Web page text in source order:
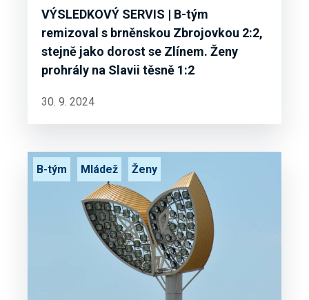
VÝSLEDKOVÝ SERVIS | B-tým
remizoval s brněnskou Zbrojovkou 2:2,
stejně jako dorost se Zlínem. Ženy
prohrály na Slavii těsně 1:2
30. 9. 2024
B-tým Mládež Ženy